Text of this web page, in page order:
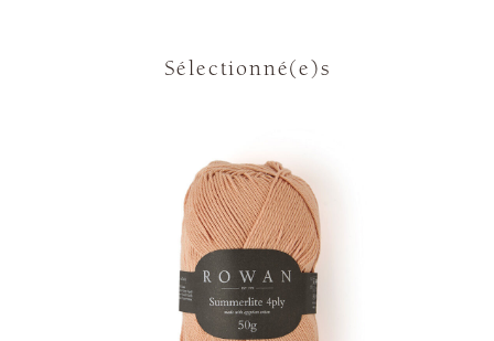
Sélectionné(e)s